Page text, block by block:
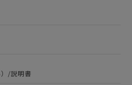
/説明書